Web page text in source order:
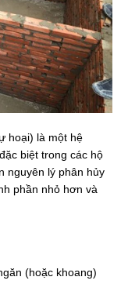
hoại) là một hệ
biệt trong các hộ
nguyên lý phân hủy
phần nhỏ hơn và
(hoặc khoang)